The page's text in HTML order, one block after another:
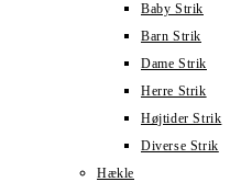
Baby Strik
Barn Strik
Dame Strik
Herre Strik
Højtider Strik
Diverse Strik
Hækle